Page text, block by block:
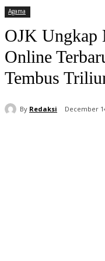
Agama
OJK Ungkap
Online
Tembus
By Redaksi December